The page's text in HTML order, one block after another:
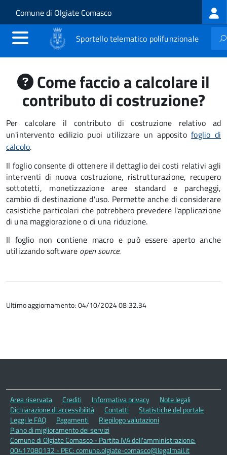
Salta al contenuto principale
Skip to site navigation
Comune di Olgiate Comasco
Sportello telematico polifunzionale
Come faccio a calcolare il
contributo di costruzione?
Per calcolare il contributo di costruzione relativo ad
un'intervento edilizio puoi utilizzare un appositofoglio di
calcolo.
Il foglio consente di ottenere il dettaglio dei costi relativi agli
interventi di nuova costruzione, ristrutturazione, recupero
sottotetti, monetizzazione aree standard e parcheggi,
cambio di destinazione d'uso. Permette anche di considerare
casistiche particolari che potrebbero prevedere l'applicazione
di una maggiorazione o di una riduzione.
Il foglio non contiene macro e può essere aperto anche
utilizzando software open source.
Ultimo aggiornamento: 04/10/2024 08:32.34
Area riservata Crediti Informativa privacy
Note legali
Dichiarazione di accessibilità
Contatti
Statistiche del portale
Leggi le FAQ
Pagamenti
Riepilogo valutazioni
Piano di miglioramento dei servizi
Comune di Olgiate Comasco - Partita IVA dell'amministrazione:
00417080132 - PEC: comune.olgiate-comasco@legalmail.it